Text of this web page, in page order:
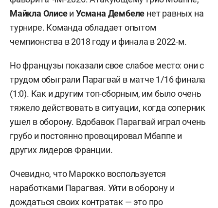
Родригес (Кинтеро, 66), Диас, Арьяс (Кампас, 66),
Суарес (Эрнандес, 82).
Предупреждения: Джака (51), Закария (59),
Майкла ОлисеиУсмана Дембеле нет равных на
турнире. Команда обладает опытом
чемпионства в 2018 году и финала в 2022-м.
Но французы показали свое слабое место: они с
трудом обыграли Парагвай в матче 1/16 финала
(1:0). Как и другим топ-сборным, им было очень
тяжело действовать в ситуации, когда соперник
ушел в оборону. Вдобавок Парагвай играл очень
грубо и постоянно провоцировал Мбаппе и
других лидеров Франции.
Очевидно, что Марокко воспользуется
наработками Парагвая. Уйти в оборону и
дождаться своих контратак — это про